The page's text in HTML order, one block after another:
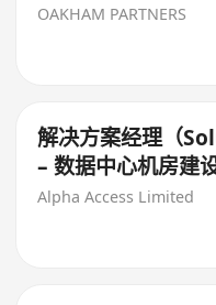
OAKHAM PARTNERS
解决方案经理（
– 数据中心机房建设
Alpha Access Limited